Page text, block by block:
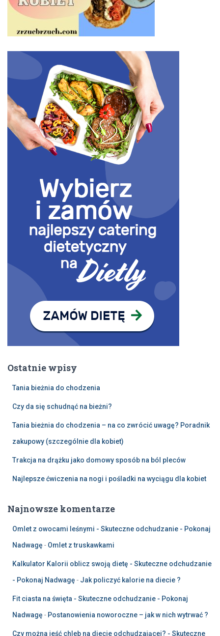
Ostatnie wpisy
Tania bieżnia do chodzenia
Czy da się schudnąć na bieżni?
Tania bieżnia do chodzenia – na co zwrócić uwagę? Poradnik
zakupowy (szczególnie dla kobiet)
Trakcja na drążku jako domowy sposób na ból pleców
Najlepsze ćwiczenia na nogi i pośladki na wyciągu dla kobiet
Najnowsze komentarze
Omlet z owocami leśnymi - Skuteczne odchudzanie - Pokonaj
Nadwagę - Omlet z truskawkami
Kalkulator Kalorii oblicz swoją dietę - Skuteczne odchudzanie
- Pokonaj Nadwagę - Jak policzyć kalorie na diecie ?
Fit ciasta na święta - Skuteczne odchudzanie - Pokonaj
Nadwagę - Postanowienia noworoczne – jak w nich wytrwać ?
Czy można jeść chleb na diecie odchudzającej? - Skuteczne